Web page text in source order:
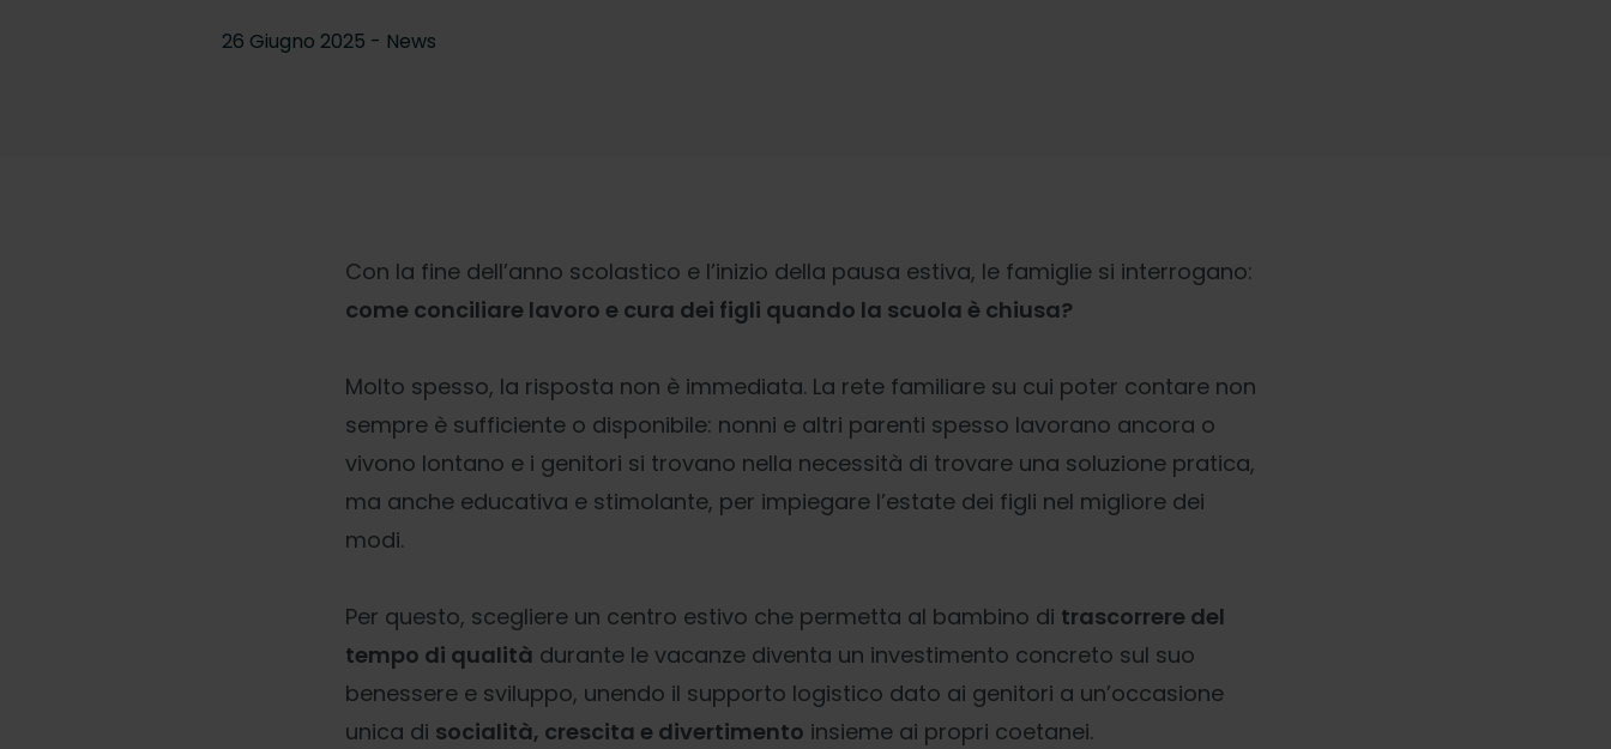
26 Giugno 2025 - News
Con la fine dell’anno scolastico e l’inizio della pausa estiva, le famiglie si interrogano:
come conciliare lavoro e cura dei figli quando la scuola è chiusa?
Molto spesso, la risposta non è immediata. La rete familiare su cui poter contare non
sempre è sufficiente o disponibile: nonni e altri parenti spesso lavorano ancora o
vivono lontano e i genitori si trovano nella necessità di trovare una soluzione pratica,
ma anche educativa e stimolante, per impiegare l’estate dei figli nel migliore dei
modi.
Per questo, scegliere un centro estivo che permetta al bambino di trascorrere del
tempo di qualità durante le vacanze diventa un investimento concreto sul suo
benessere e sviluppo, unendo il supporto logistico dato ai genitori a un’occasione
unica di socialità, crescita e divertimento insieme ai propri coetanei.